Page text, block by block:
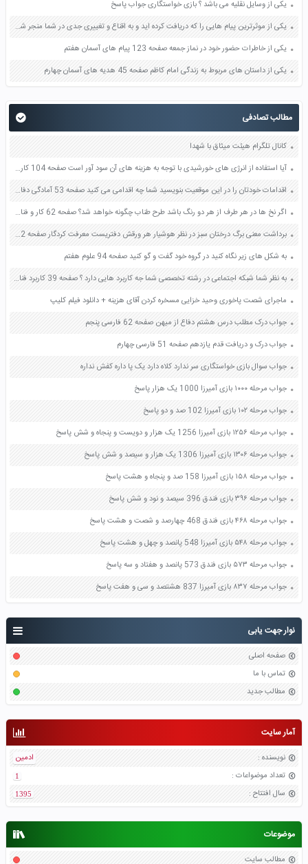
نوار جهت یابی
صفحه اصلی
تماس با ما
مطالب جدید
آمار سایت
نویسنده :
ادمین
تعداد موضواعات :
1
سال افتتاح :
1395
موضوعات
مطالب سایت
یکی از وسایل نقلیه می باشد ؟ بازی خواستگاری جواب پاسخ
یکی از موثرترین پیام هایی را که دریافت کرده اید و به اقناع و تغییری جدی در شما منجر شده است برسی کنید و علت این تاثیر گذاری قابل توجه را بنویسید صفحه 52 تفکر و سواد رسانه ای دهم
یکی از خاطرات حضور خود در نماز جمعه صفحه 123 پیام های آسمان هفتم
یکی از داستان های مربوط به زندگی امام کاظم صفحه 45 هدیه های آسمان چهارم
مطالب تصادفی
کانال تلگرام هیئت میثاق با شهدا
آیا استفاده از انرژی های خورشیدی با توجه به هزینه های آن سود آور است صفحه 104 کاربرد فناوری های نوین یازدهم
اقدامات خودتان را در این موقعیت بنویسید شما چه اقدامی می کنید صفحه 53 آمادگی دفاعی دهم
اگر نخ ها در هر طرف از هر دو رنگ باشد طرح طناب چگونه خواهد شد؟ صفحه 62 کار و فناوری هشتم
برداشت معنی برگ درختان سبز در نظر هوشیار هر ورقش دفتریست معرفت کردگار صفحه 12 فارسی ششم
به شکل های زیر نگاه کنید در گروه خود گفت و گو کنید صفحه 94 علوم هفتم
به نظر شما شبکه اجتماعی در رشته تخصصی شما جه کاربرد هایی دارد ؟ صفحه 39 کاربرد فناوری های نوین یازدهم
ماجرای شصت پاخوری وحید خزایی مسخره کردن آقای هزینه + دانلود فیلم کلیپ
جواب درک مطلب درس هشتم دفاع از میهن صفحه 62 فارسی پنجم
جواب درک و دریافت قدم یازدهم صفحه 51 فارسی چهارم
جواب سوال بازی خواستگاری سر ندارد کلاه دارد یک پا داره کفش نداره
جواب مرحله ۱۰۰۰ بازی آمیرزا 1000 یک هزار پاسخ
جواب مرحله ۱۰۲ بازی آمیرزا 102 صد و دو پاسخ
جواب مرحله ۱۲۵۶ بازی آمیرزا 1256 یک هزار و دویست و پنجاه و شش پاسخ
جواب مرحله ۱۳۰۶ بازی آمیرزا 1306 یک هزار و سیصد و شش پاسخ
جواب مرحله ۱۵۸ بازی آمیرزا 158 صد و پنجاه و هشت پاسخ
جواب مرحله ۳۹۶ بازی فندق 396 سیصد و نود و شش پاسخ
جواب مرحله ۴۶۸ بازی فندق 468 چهارصد و شصت و هشت پاسخ
جواب مرحله ۵۴۸ بازی آمیرزا 548 پانصد و چهل و هشت پاسخ
جواب مرحله ۵۷۳ بازی فندق 573 پانصد و هفتاد و سه پاسخ
جواب مرحله ۸۳۷ بازی آمیرزا 837 هشتصد و سی و هفت پاسخ